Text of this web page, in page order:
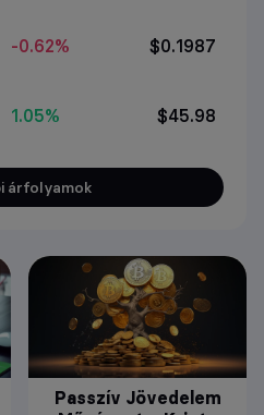
-0.62% $0.1987
1.05% $45.98
árfolyamok
Passzív Jövedelem